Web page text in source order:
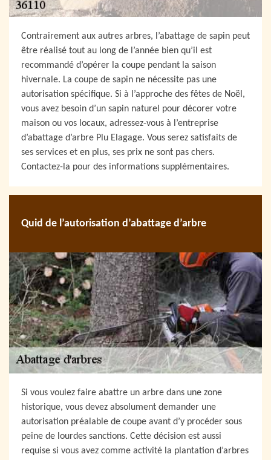
Contrairement aux autres arbres, l’abattage de sapin peut
être réalisé tout au long de l’année bien qu’il est
recommandé d’opérer la coupe pendant la saison
hivernale. La coupe de sapin ne nécessite pas une
autorisation spécifique. Si à l’approche des fêtes de Noël,
vous avez besoin d’un sapin naturel pour décorer votre
maison ou vos locaux, adressez-vous à l’entreprise
d’abattage d’arbre Plu Elagage. Vous serez satisfaits de
ses services et en plus, ses prix ne sont pas chers.
Contactez-la pour des informations supplémentaires.
Quid de l’autorisation d’abattage d’arbre
Si vous voulez faire abattre un arbre dans une zone
historique, vous devez absolument demander une
autorisation préalable de coupe avant d’y procéder sous
peine de lourdes sanctions. Cette décision est aussi
requise si vous avez comme activité la plantation d’arbres